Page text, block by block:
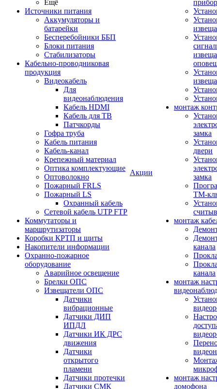
Ещё
Источники питания
Аккумуляторы и
батарейки
Бесперебойники ББП
Блоки питания
Стабилизаторы
Кабельно-проводниковая
продукция
Видеокабель
Для
видеонаблюдения
Кабель HDMI
Кабель для ТВ
Патчкорды
Гофра труба
Кабель питания
Кабель-канал
Крепежный материал
Оптика комплектующие
Оптоволокно
Пожарный FRLS
Пожарный LS
Охранный кабель
Сетевой кабель UTP FTP
Коммутаторы и
маршрутизаторы
Коробки КРТП и щиты
Накопители информации
Охранно-пожарное
оборудование
Аварийное освещение
Брелки ОПС
Извещатели ОПС
Датчики
вибрационные
Датчики ДИП
ИПДЛ
Датчики ИК ДРС
движения
Датчики
открытого
пламени
Датчики протечки
Датчики СМК
Акции
монтаж
замка
двери
замка
ТМ-
монтаж
канала
канала
монтаж
монтаж
домофона